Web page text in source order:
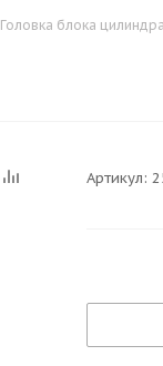
Головка блока
Артикул: